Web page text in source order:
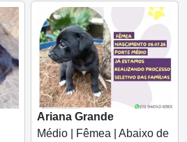
Ariana Grande
Médio | Fêmea | Abaixo de